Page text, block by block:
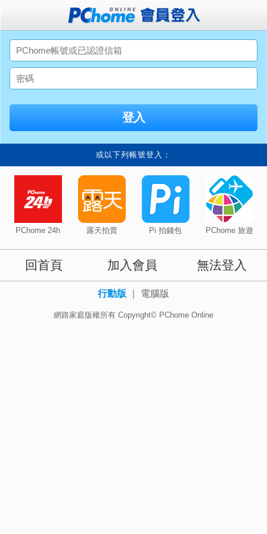
或以下列帳號登入：
PChome 24h 露天拍賣 Pi 拍錢包 PChome 旅遊
回首頁 加入會員 無法登入
行動版 電腦版
網路家庭版權所有 Copyright© PChome Online